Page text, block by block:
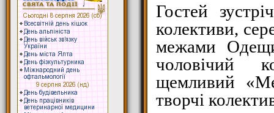
Гостей
колективи,
межами
чоловічий
щемливий
творчі